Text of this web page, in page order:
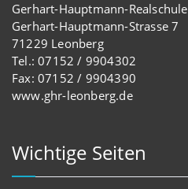
Gerhart-Hauptmann-Realschule
Gerhart-Hauptmann-Strasse 7
71229 Leonberg
Tel.: 07152 / 9904302
Fax: 07152 / 9904390
www.ghr-leonberg.de
Wichtige Seiten